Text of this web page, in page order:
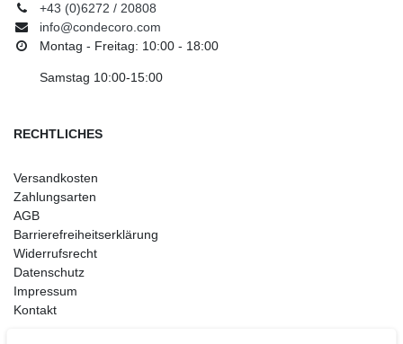
+43 (0)6272 / 20808
info@condecoro.com
Montag - Freitag: 10:00 - 18:00
Samstag 10:00-15:00
RECHTLICHES
Versandkosten
Zahlungsarten
AGB
Barrierefreiheitserklärung
Widerrufsrecht
Datenschutz
Impressum
Kontakt